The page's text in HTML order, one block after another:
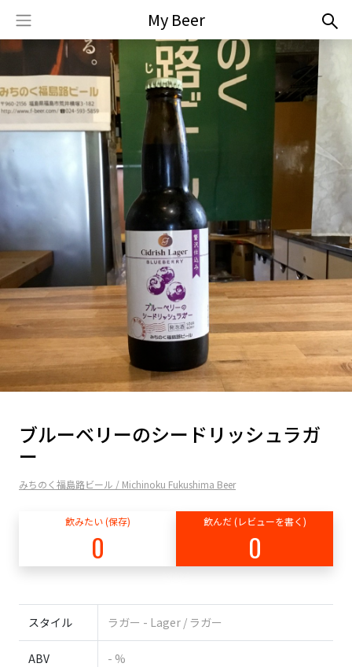
My Beer
ブルーベリーのシードリッシュラガ
ー
みちのく福島路ビール / Michinoku Fukushima Beer
飲みたい (保存)
0
飲んだ (レビューを書く)
0
スタイル ラガー - Lager / ラガー
ABV - %